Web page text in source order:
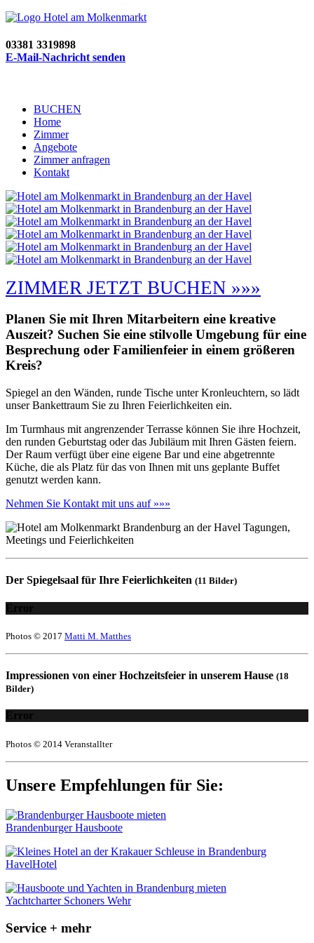
03381 3319898
E-Mail-Nachricht senden
BUCHEN
Home
Zimmer
Angebote
Zimmer anfragen
Kontakt
ZIMMER JETZT BUCHEN »»»
Planen Sie mit Ihren Mitarbeitern eine kreative
Auszeit? Suchen Sie eine stilvolle Umgebung für eine
Besprechung oder Familienfeier in einem größeren
Kreis?
Spiegel an den Wänden, runde Tische unter Kronleuchtern, so lädt
unser Bankettraum Sie zu Ihren Feierlichkeiten ein.
Im Turmhaus mit angrenzender Terrasse können Sie ihre Hochzeit,
den runden Geburtstag oder das Jubiläum mit Ihren Gästen feiern.
Der Raum verfügt über eine eigene Bar und eine abgetrennte
Küche, die als Platz für das von Ihnen mit uns geplante Buffet
genutzt werden kann.
Nehmen Sie Kontakt mit uns auf »»»
Der Spiegelsaal für Ihre Feierlichkeiten (11 Bilder)
Error
Photos © 2017 Matti M. Matthes
Impressionen von einer Hochzeitsfeier in unserem Hause (18
Bilder)
Error
Photos © 2014 Veranstallter
Unsere Empfehlungen für Sie:
Brandenburger Hausboote
HavelHotel
Yachtcharter Schoners Wehr
Service + mehr